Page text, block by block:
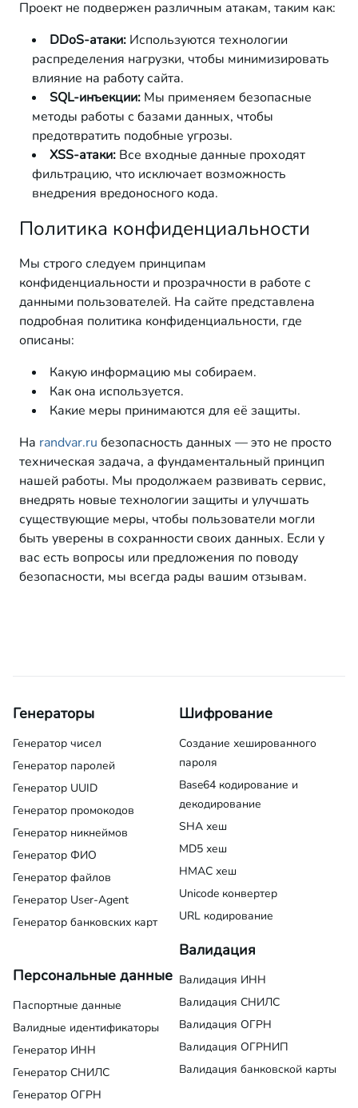
Проект не подвержен различным атакам, таким как:
DDoS-атаки: Используются технологии
распределения нагрузки, чтобы минимизировать
влияние на работу сайта.
SQL-инъекции: Мы применяем безопасные
методы работы с базами данных, чтобы
предотвратить подобные угрозы.
XSS-атаки: Все входные данные проходят
фильтрацию, что исключает возможность
внедрения вредоносного кода.
Политика конфиденциальности
Мы строго следуем принципам
конфиденциальности и прозрачности в работе с
данными пользователей. На сайте представлена
подробная политика конфиденциальности, где
описаны:
Какую информацию мы собираем.
Как она используется.
Какие меры принимаются для её защиты.
На randvar.ru безопасность данных — это не просто
техническая задача, а фундаментальный принцип
нашей работы. Мы продолжаем развивать сервис,
внедрять новые технологии защиты и улучшать
существующие меры, чтобы пользователи могли
быть уверены в сохранности своих данных. Если у
вас есть вопросы или предложения по поводу
безопасности, мы всегда рады вашим отзывам.
Генераторы
Генератор чисел
Генератор паролей
Генератор UUID
Генератор промокодов
Генератор никнеймов
Генератор ФИО
Генератор файлов
Генератор User-Agent
Генератор банковских карт
Персональные данные
Паспортные данные
Валидные идентификаторы
Генератор ИНН
Генератор СНИЛС
Генератор ОГРН
Шифрование
Создание хешированного
пароля
Base64 кодирование и
декодирование
SHA хеш
MD5 хеш
HMAC хеш
Unicode конвертер
URL кодирование
Валидация
Валидация ИНН
Валидация СНИЛС
Валидация ОГРН
Валидация ОГРНИП
Валидация банковской карты